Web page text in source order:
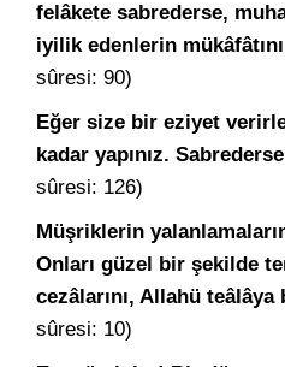
felâkete sabrederse,
iyilik edenlerin
sûresi: 90)
Eğer size bir eziyet
kadar yapınız.
sûresi: 126)
Müşriklerin
Onları güzel bir şekilde
cezâlarını, Allahü teâlâya
sûresi: 10)